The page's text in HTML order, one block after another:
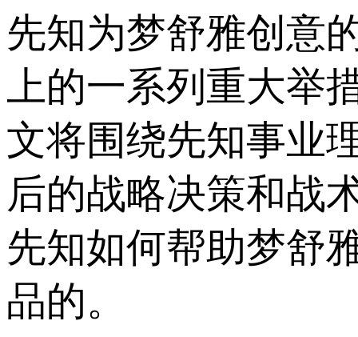
先知为梦舒雅创意
上的一系列重大举
文将围绕先知事业
后的战略决策和战
先知如何帮助梦舒
品的。